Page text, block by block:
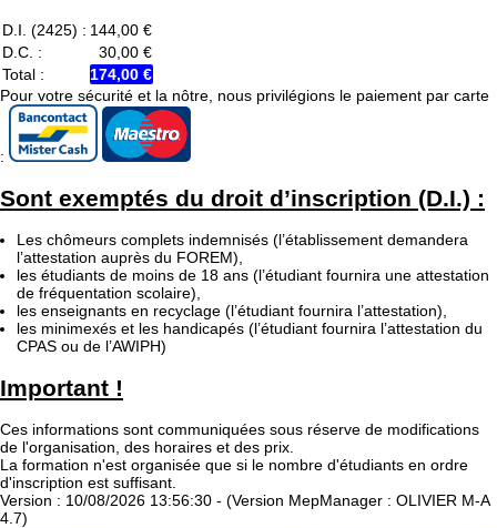
D.I. (2425) : 144,00 €
D.C. :
30,00 €
Total :
174,00 €
Pour votre sécurité et la nôtre, nous privilégions le paiement par carte
:
Sont exemptés du droit d’inscription (D.I.) :
Les chômeurs complets indemnisés (l’établissement demandera
l’attestation auprès du FOREM),
les étudiants de moins de 18 ans (l’étudiant fournira une attestation
de fréquentation scolaire),
les enseignants en recyclage (l’étudiant fournira l’attestation),
les minimexés et les handicapés (l’étudiant fournira l’attestation du
CPAS ou de l’AWIPH)
Important !
Ces informations sont communiquées sous réserve de modifications
de l'organisation, des horaires et des prix.
La formation n'est organisée que si le nombre d'étudiants en ordre
d'inscription est suffisant.
Version : 10/08/2026 13:56:30 - (Version MepManager : OLIVIER M-A
4.7)